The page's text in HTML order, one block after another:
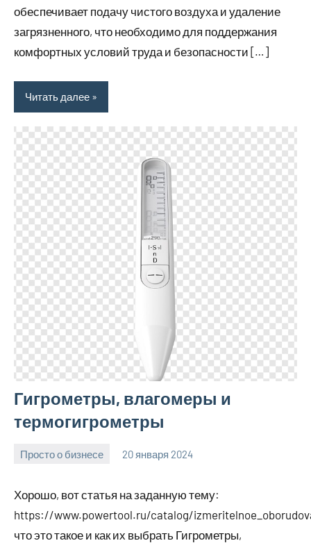
обеспечивает подачу чистого воздуха и удаление
загрязненного, что необходимо для поддержания
комфортных условий труда и безопасности […]
Читать далее
Гигрометры, влагомеры и
термогигрометры
Просто о бизнесе 20 января 2024
Avtor
Нет
Хорошо, вот статья на заданную тему:
https://www.powertool.ru/catalog/
что это такое и как их выбрать Гигрометры,